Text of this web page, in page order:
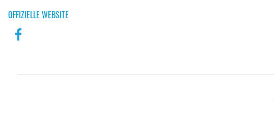
OFFIZIELLE WEBSITE